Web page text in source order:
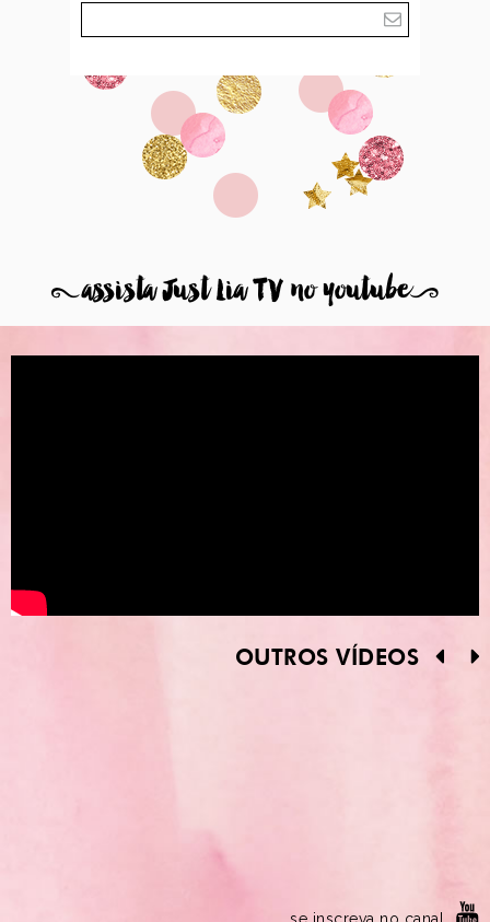
8assista Just Lia TV no youtube9
OUTROS VÍDEOS